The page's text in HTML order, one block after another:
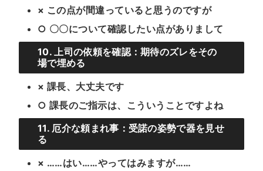
× この点が間違っていると思うのですが
○ 〇〇について確認したい点がありまして
10. 上司の依頼を確認：期待のズレをその
場で埋める
× 課長、大丈夫です
○ 課長のご指示は、こういうことですよね
11. 厄介な頼まれ事：受諾の姿勢で器を見せ
る
× ……はい……やってはみますが……